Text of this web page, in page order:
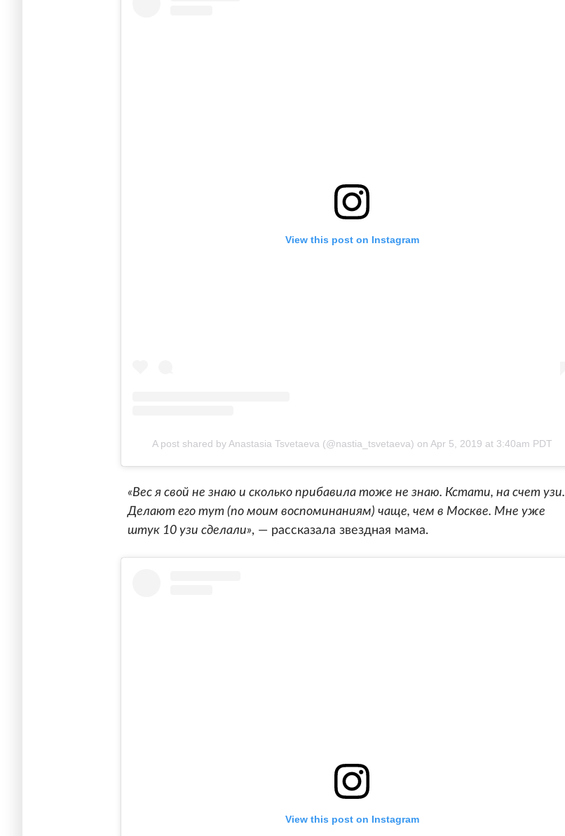
View this post on Instagram
A post shared by Anastasia Tsvetaeva (@nastia_tsvetaeva) on Apr 5, 2019 at 3:40am PDT
«Вес я свой не знаю и сколько прибавила тоже не знаю. Кстати, на счет узи.
Делают его тут (по моим воспоминаниям) чаще, чем в Москве. Мне уже
штук 10 узи сделали», — рассказала звездная мама.
View this post on Instagram